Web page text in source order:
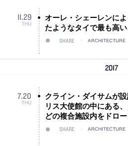
11.29
THU
オーレ・シェーレンに
たようなタイで最も高
SHARE ARCHITECTURE
2017
7.20
THU
クライン・ダイサムが
リス大使館の中にある
どの複合施設内をドロ
SHARE ARCHITECTURE